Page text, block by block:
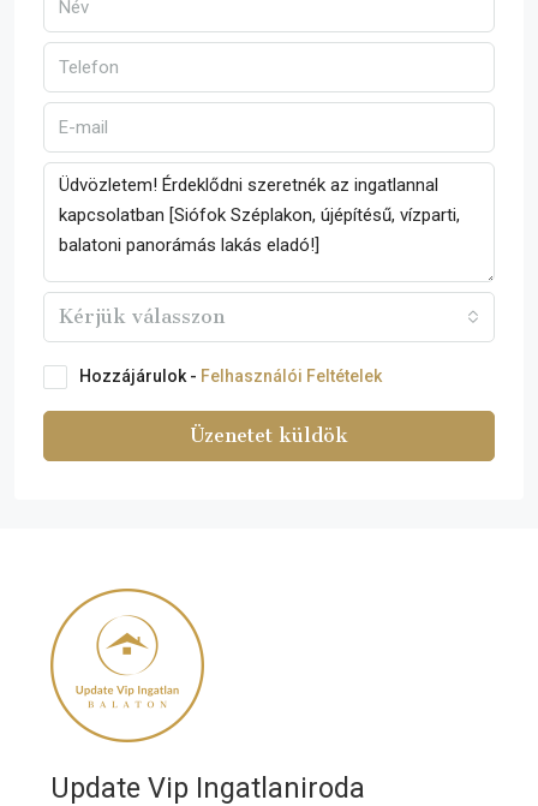
Kérjük válasszon
Hozzájárulok - Felhasználói Feltételek
Üzenetet küldök
Update Vip Ingatlaniroda